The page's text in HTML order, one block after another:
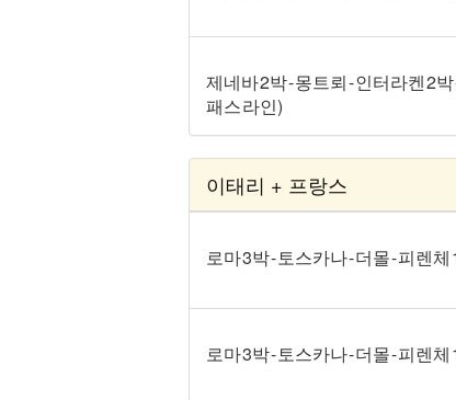
제네바 2박 - 몽트뢰 - 인터라켄 2
패스 라인)
이태리 + 프랑스
로마 3박 - 토스카나 - 더몰 - 피렌
로마 3박 - 토스카나 - 더몰 - 피렌